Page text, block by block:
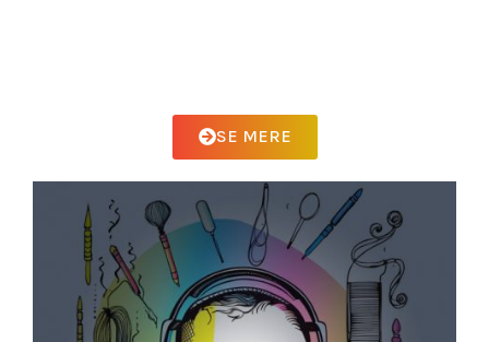
SE MERE